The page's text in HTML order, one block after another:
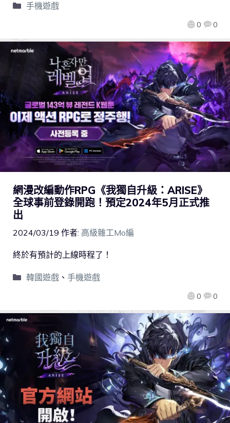
0 0
手機遊戲
網漫改編動作RPG《我獨自升級：ARISE》
全球事前登錄開跑！預定2024年5月正式推
出
2024/03/19 作者: 高級雜工Mo編
0 0
終於有預計的上線時程了！
韓國遊戲、 手機遊戲